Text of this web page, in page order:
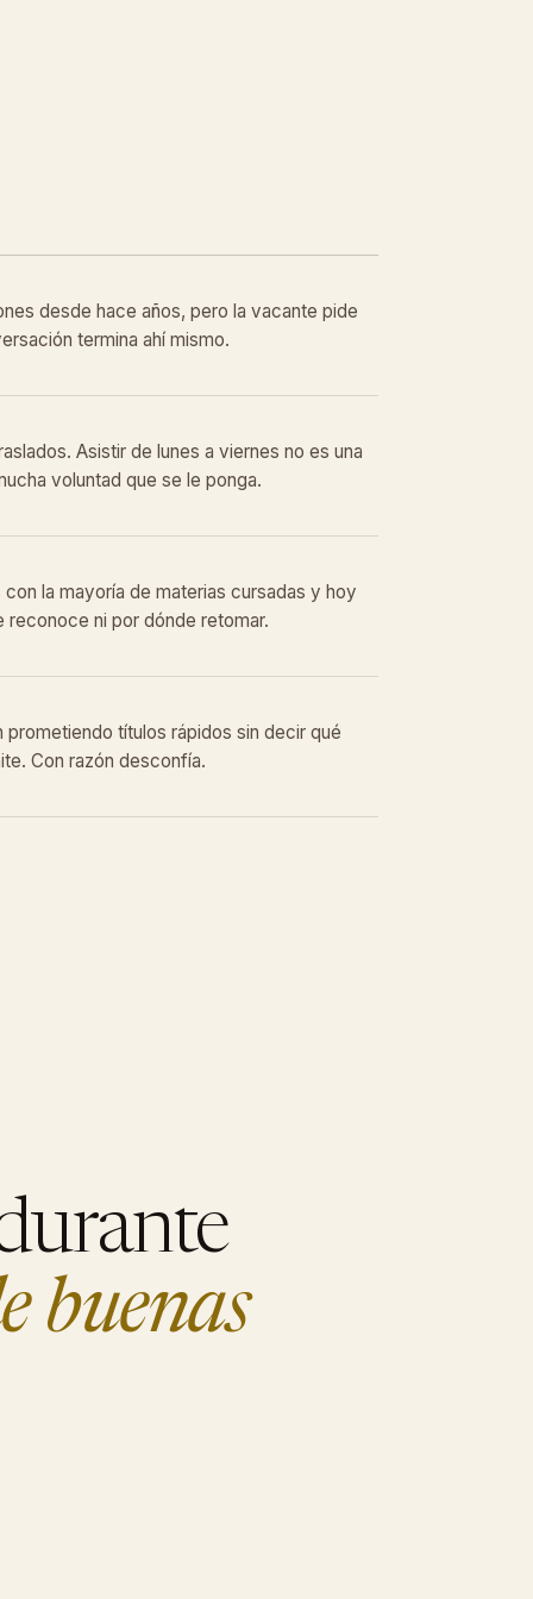
desde hace años, pero la vacante pide
termina ahí mismo.
Asistir de lunes a viernes no es una
voluntad que se le ponga.
la mayoría de materias cursadas y hoy
reconoce ni por dónde retomar.
prometiendo títulos rápidos sin decir qué
Con razón desconfía.
buenas